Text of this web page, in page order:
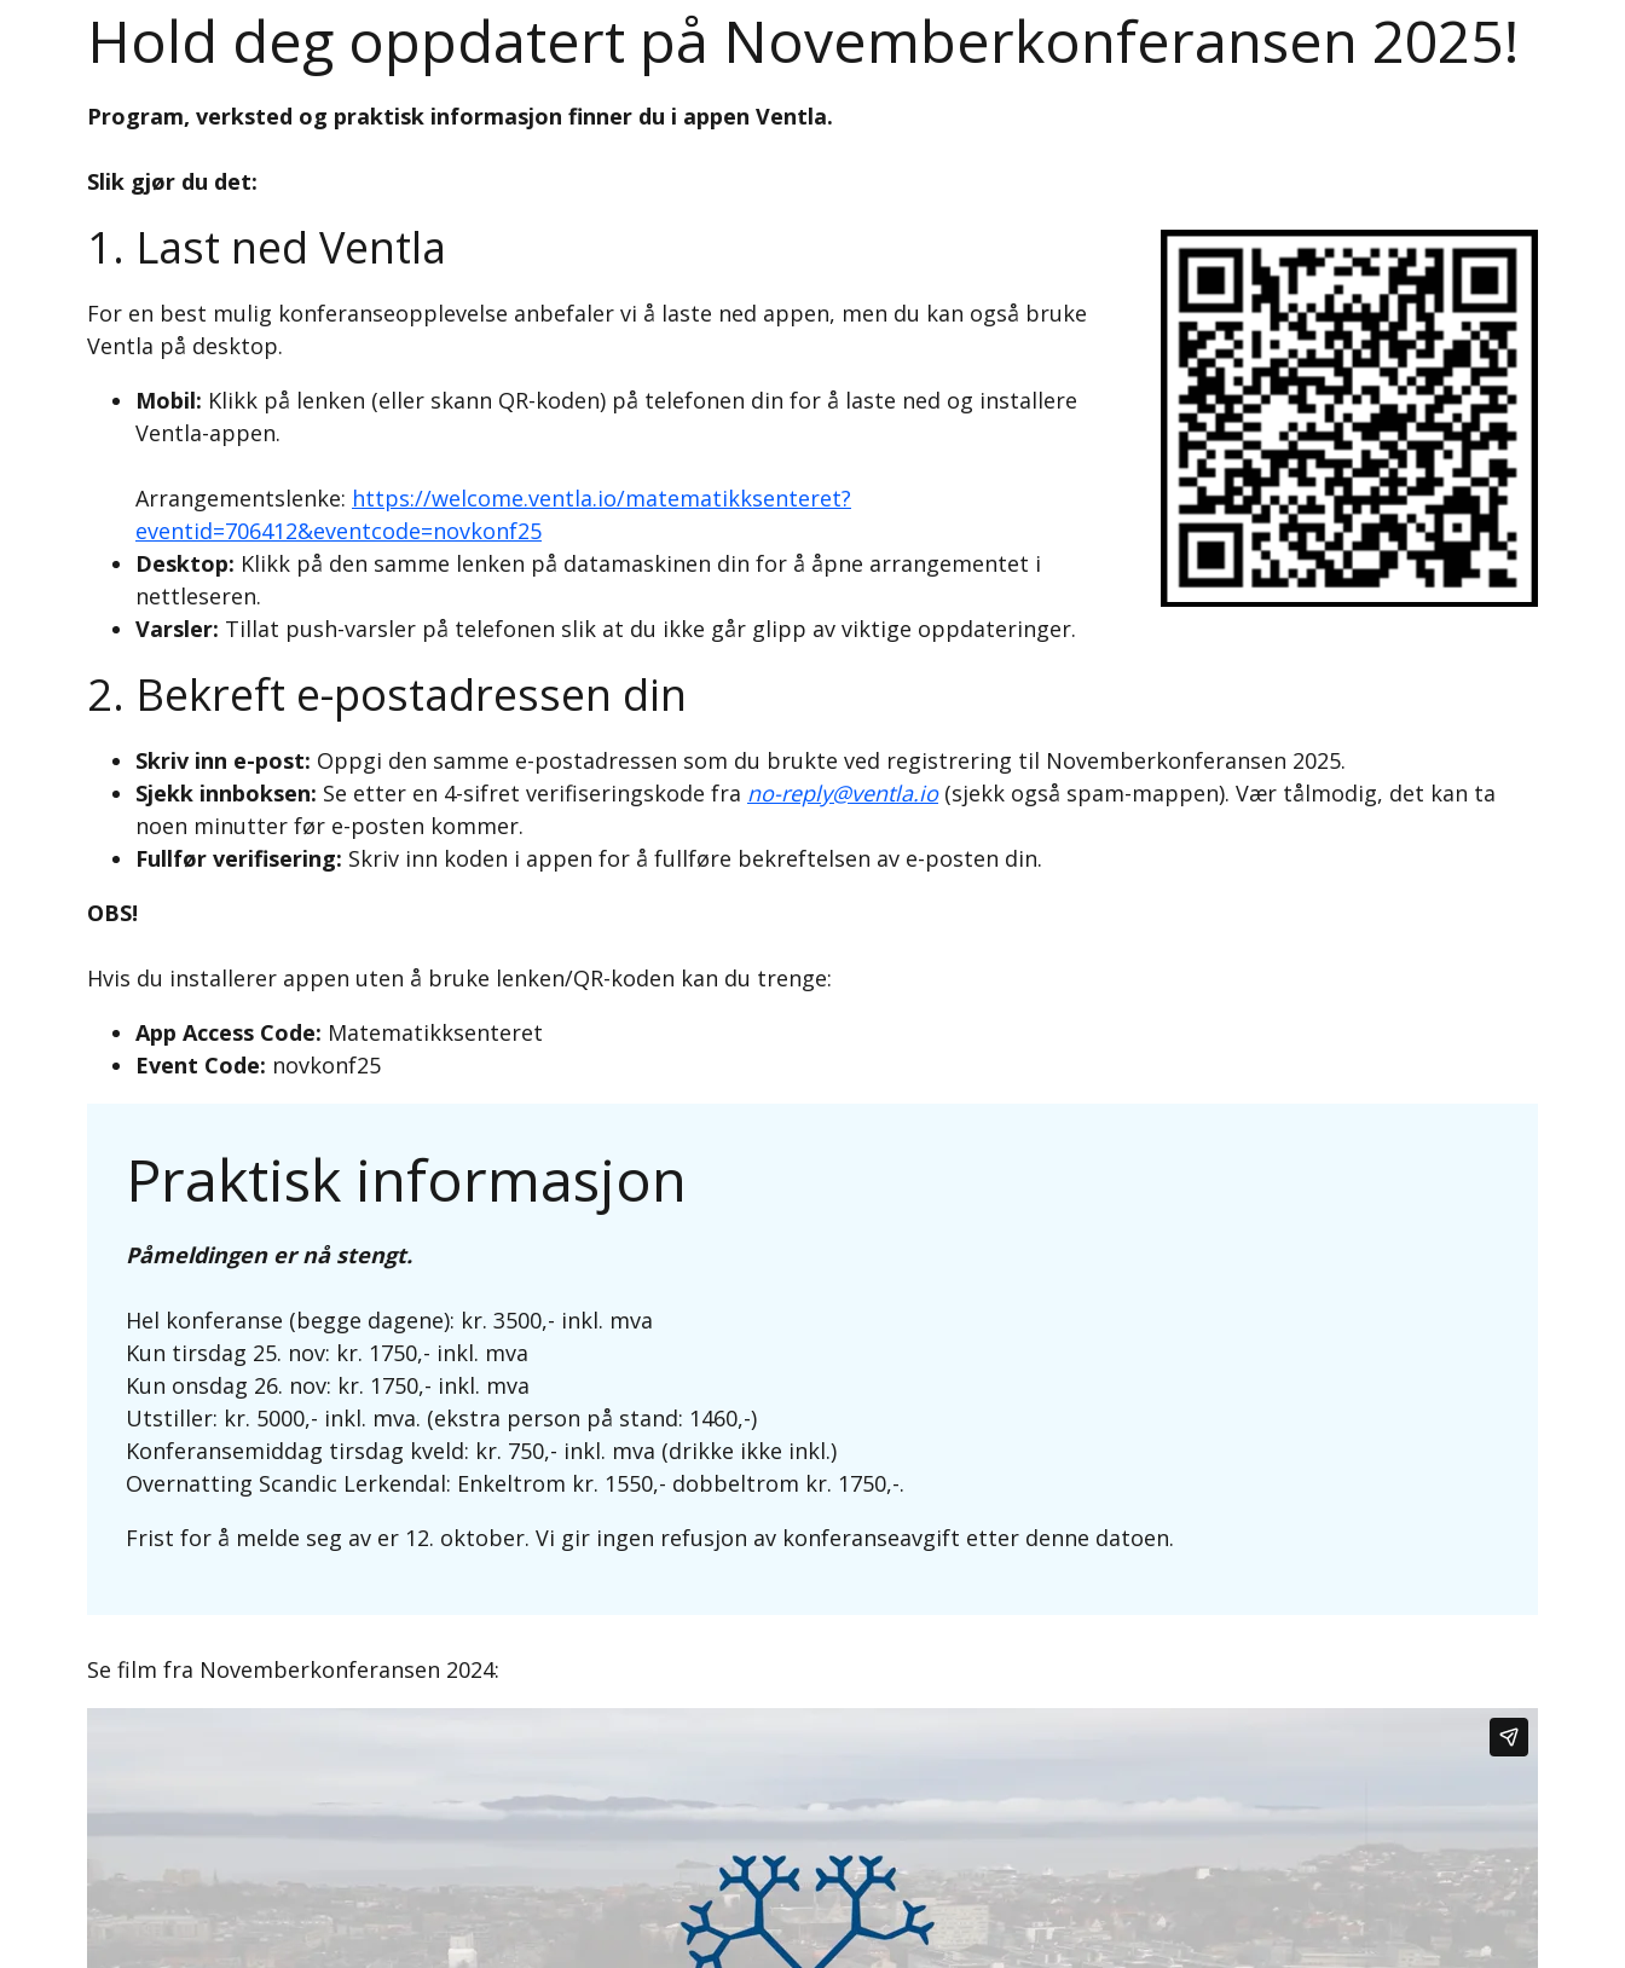
Hold deg oppdatert på Novemberkonferansen 2025!
Program, verksted og praktisk informasjon finner du i appen Ventla.
Slik gjør du det:
1. Last ned Ventla
For en best mulig konferanseopplevelse anbefaler vi å laste ned appen, men du kan også bruke
Ventla på desktop.
Mobil: Klikk på lenken (eller skann QR-koden) på telefonen din for å laste ned og installere
Ventla-appen.
Arrangementslenke: https://welcome.ventla.io/matematikksenteret?
eventid=706412&eventcode=novkonf25
Desktop: Klikk på den samme lenken på datamaskinen din for å åpne arrangementet i
nettleseren.
Varsler: Tillat push-varsler på telefonen slik at du ikke går glipp av viktige oppdateringer.
2. Bekreft e-postadressen din
Skriv inn e-post: Oppgi den samme e-postadressen som du brukte ved registrering til Novemberkonferansen 2025.
Sjekk innboksen: Se etter en 4-sifret verifiseringskode fra no-reply@ventla.io(sjekk også spam-mappen). Vær tålmodig, det kan ta
noen minutter før e-posten kommer.
Fullfør verifisering: Skriv inn koden i appen for å fullføre bekreftelsen av e-posten din.
OBS!
Hvis du installerer appen uten å bruke lenken/QR-koden kan du trenge:
App Access Code: Matematikksenteret
Event Code: novkonf25
Praktisk informasjon
Påmeldingen er nå stengt.
Hel konferanse (begge dagene): kr. 3500,- inkl. mva
Kun tirsdag 25. nov: kr. 1750,- inkl. mva
Kun onsdag 26. nov: kr. 1750,- inkl. mva
Utstiller: kr. 5000,- inkl. mva. (ekstra person på stand: 1460,-)
Konferansemiddag tirsdag kveld: kr. 750,- inkl. mva (drikke ikke inkl.)
Overnatting Scandic Lerkendal: Enkeltrom kr. 1550,- dobbeltrom kr. 1750,-.
Frist for å melde seg av er 12. oktober. Vi gir ingen refusjon av konferanseavgift etter denne datoen.
Se film fra Novemberkonferansen 2024: